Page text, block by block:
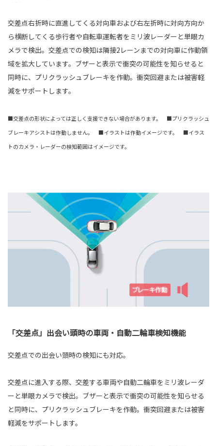
交差点右折時に直進してくる対向車および右左折時に対向方向か
ら横断してくる歩行者や自転車運転者をミリ波レーダーと単眼カ
メラで検出。交差点での検知は隣接2レーンまでの対向車に作動領
域を拡大しています。ブザーと表示で衝突の可能性を知らせると
同時に、プリクラッシュブレーキを作動。衝突回避または被害軽
減をサポートします。
■交差点の形状によっては正しく支援できない場合があります。 ■プリクラッシュ
ブレーキアシストは作動しません。 ■イラストは作動イメージです。 ■イラス
トのカメラ・レーダーの検知範囲はイメージです。
「交差点」出会い頭時の車両・自動二輪車検知機能
交差点での出会い頭時の検知にも対応。
交差点に進入する際、交差する車両や自動二輪車をミリ波レーダ
ーと単眼カメラで検出。ブザーと表示で衝突の可能性を知らせる
と同時に、プリクラッシュブレーキを作動。衝突回避または被害
軽減をサポートします。